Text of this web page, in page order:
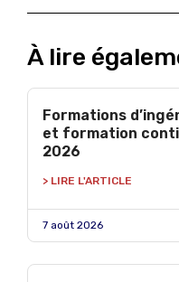
À lire
Formations
et formation
2026
> LIRE L'ARTICLE
7 août 2026